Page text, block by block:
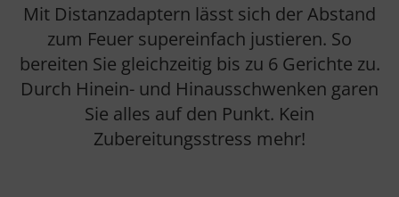
Mit Distanzadaptern lässt sich der Abstand
zum Feuer supereinfach justieren. So
bereiten Sie gleichzeitig bis zu 6 Gerichte zu.
Durch Hinein- und Hinausschwenken garen
Sie alles auf den Punkt. Kein
Zubereitungsstress mehr!